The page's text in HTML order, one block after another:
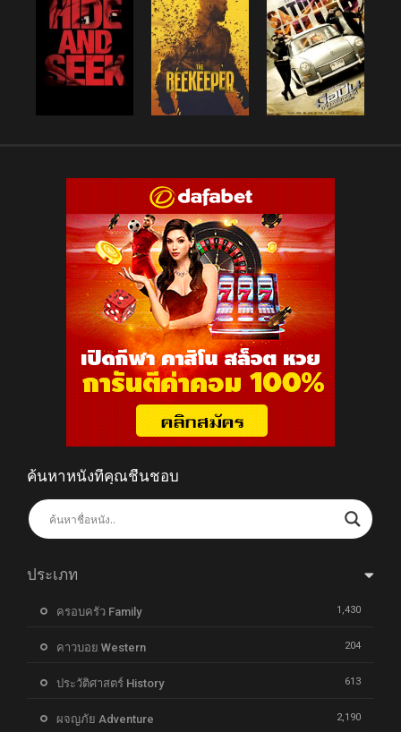
ค้นหาหนังที่คุณชื่นชอบ
ประเภท
ครอบครัว Family 1,430
คาวบอย Western 204
ประวัติศาสตร์ History 613
ผจญภัย Adventure 2,190